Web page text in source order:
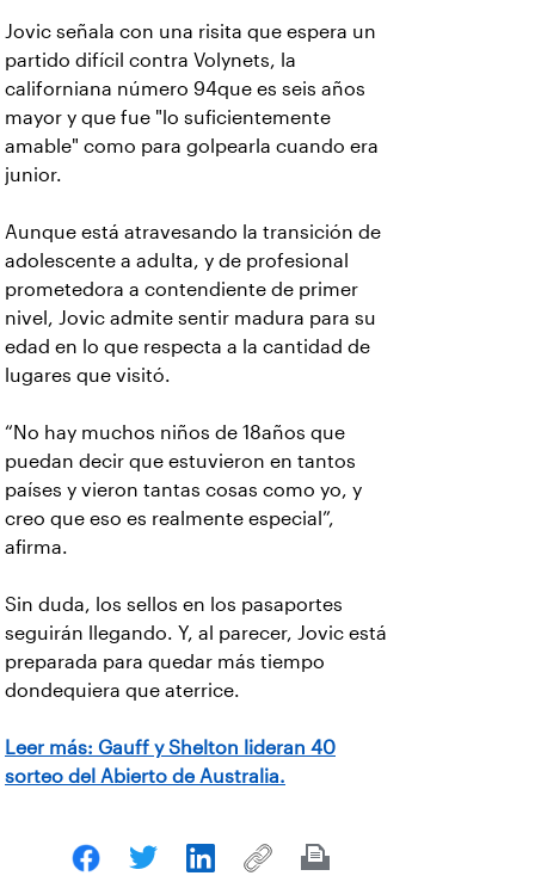
Jovic señala con una risita que espera un
partido difícil contra Volynets, la
californiana número 94que es seis años
mayor y que fue "lo suficientemente
amable" como para golpearla cuando era
junior.
Aunque está atravesando la transición de
adolescente a adulta, y de profesional
prometedora a contendiente de primer
nivel, Jovic admite sentir madura para su
edad en lo que respecta a la cantidad de
lugares que visitó.
“No hay muchos niños de 18años que
puedan decir que estuvieron en tantos
países y vieron tantas cosas como yo, y
creo que eso es realmente especial”,
afirma.
Sin duda, los sellos en los pasaportes
seguirán llegando. Y, al parecer, Jovic está
preparada para quedar más tiempo
dondequiera que aterrice.
Leer más: Gauff y Shelton lideran 40
sorteo del Abierto de Australia.